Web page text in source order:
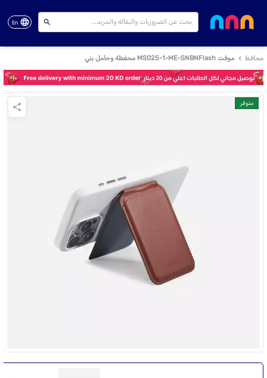
En
محافظ موفت MS025-1-ME-SNBNFlash محفظة وحامل بني
متوفر